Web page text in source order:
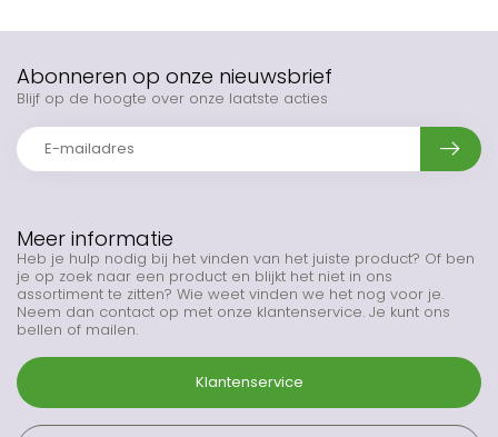
Meer informatie
Heb je hulp nodig bij het vinden van het juiste product? Of ben
je op zoek naar een product en blijkt het niet in ons
assortiment te zitten? Wie weet vinden we het nog voor je.
Neem dan contact op met onze klantenservice. Je kunt ons
bellen of mailen.
Klantenservice
Abonneren op onze nieuwsbrief
Blijf op de hoogte over onze laatste acties